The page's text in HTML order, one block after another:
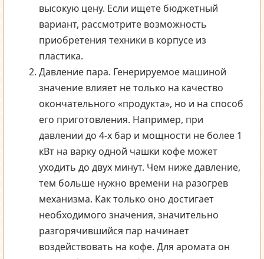
высокую цену. Если ищете бюджетный
вариант, рассмотрите возможность
приобретения техники в корпусе из
пластика.
Давление пара. Генерируемое машиной
значение влияет не только на качество
окончательного «продукта», но и на способ
его приготовления. Например, при
давлении до 4-х бар и мощности не более 1
кВт на варку одной чашки кофе может
уходить до двух минут. Чем ниже давление,
тем больше нужно времени на разогрев
механизма. Как только оно достигает
необходимого значения, значительно
разгорячившийся пар начинает
воздействовать на кофе. Для аромата он